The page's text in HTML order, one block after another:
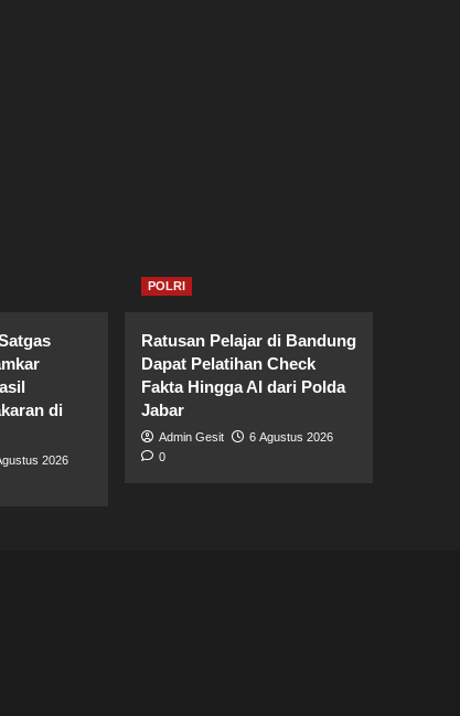
di
2026
POLRI
Ratusan Pelajar di Bandung
Dapat Pelatihan Check
Fakta Hingga AI dari Polda
Jabar
Admin Gesit
6 Agustus 2026
0